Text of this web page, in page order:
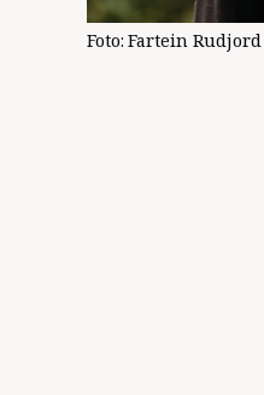
Foto: Fartein Rudjord